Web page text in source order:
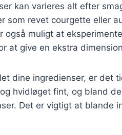
kan varieres alt efter
som revet courgette eller
også muligt at
at give en ekstra
dine ingredienser, er det
hvidløget fint, og bland
Det er vigtigt at blande